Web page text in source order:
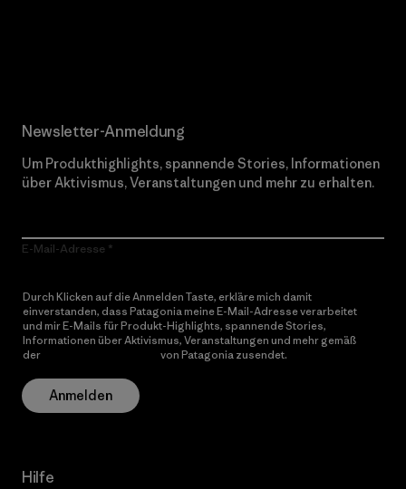
Newsletter-Anmeldung
Um Produkthighlights, spannende Stories, Informationen
über Aktivismus, Veranstaltungen und mehr zu erhalten.
E-Mail-Adresse
Durch Klicken auf die Anmelden Taste, erkläre mich damit
einverstanden, dass Patagonia meine E-Mail-Adresse verarbeitet
und mir E-Mails für Produkt-Highlights, spannende Stories,
Informationen über Aktivismus, Veranstaltungen und mehr gemäß
der
von Patagonia zusendet.
Anmelden
Hilfe